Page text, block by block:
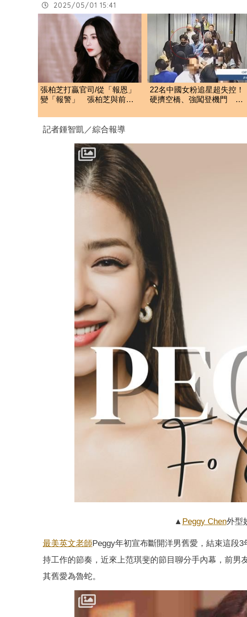
2025/05/01 15:41
張柏芝打贏官司/從「報恩」
變「報警」 張柏芝與前經
22名中國女粉追星超失控！
硬擠空橋、強闖登機門 泰
記者鍾智凱／綜合報導
▲ Peggy Chen外型
最美英文老師Peggy年初宣布斷開洋男舊愛，結束這段
持工作的節奏，近來上范琪斐的節目聊分手內幕，前男
其舊愛為魯蛇。